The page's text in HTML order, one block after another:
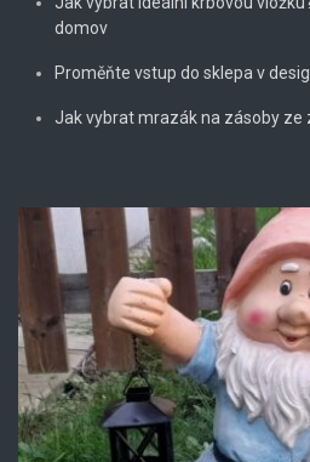
domov
Proměňte vstup do sklepa v
Jak vybrat mrazák na zásoby ze